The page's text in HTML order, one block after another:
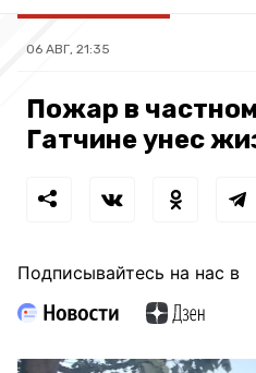
06 АВГ, 21:35
Пожар в
Гатчине унес
Подписывайтесь на нас в